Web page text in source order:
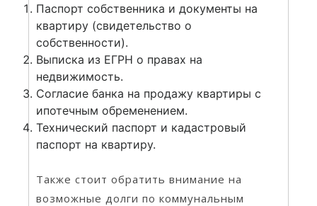
Паспорт собственника и документы на
квартиру (свидетельство о
собственности).
Выписка из ЕГРН о правах на
недвижимость.
Согласие банка на продажу квартиры с
ипотечным обременением.
Технический паспорт и кадастровый
паспорт на квартиру.
Также стоит обратить внимание на
возможные долги по коммунальным